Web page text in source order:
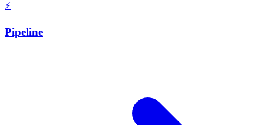
⚡
Pipeline